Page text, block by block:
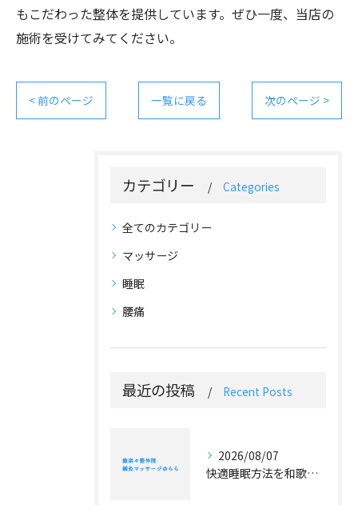
もこだわった整体を提供しています。ぜひ一度、当店の
施術を受けてみてください。
< 前のページ 一覧に戻る 次のページ >
カテゴリー Categories
全てのカテゴリー
マッサージ
睡眠
腰痛
最近の投稿 Recent Posts
2026/08/07
快適睡眠方法を和歌山県和歌山市日高郡印南町の気候と生活に合わせて実践するコツ